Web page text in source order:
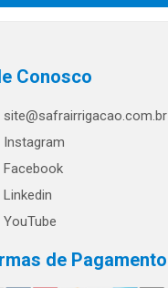
Conosco
site@safrairrigacao.com.br
Instagram
Facebook
Linkedin
YouTube
de Pagamento